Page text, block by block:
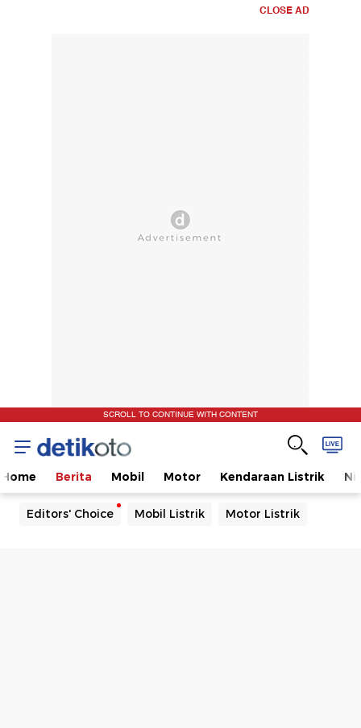
CLOSE AD
SCROLL TO CONTINUE WITH CONTENT
Home Berita Mobil Motor Kendaraan Listrik
Editors' Choice Mobil Listrik Motor Listrik